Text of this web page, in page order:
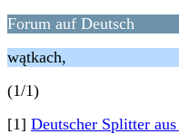
Forum auf Deutsch
wątkach,
(1/1)
[1] Deutscher Splitter